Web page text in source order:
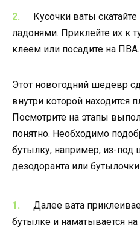
Кусочки ваты
ладонями. Приклейте их к
клеем или посадите на ПВА.
Этот новогодний шедевр
внутри которой находится
Посмотрите на этапы
понятно. Необходимо
бутылку, например, из-под
дезодоранта или бутылочки
Далее вата
бутылке и наматывается